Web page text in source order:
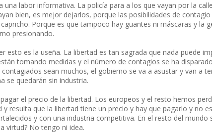
una labor informativa. La policía para a los que vayan por la
bien, es mejor dejarlos, porque las posibilidades de
Porque es que tampoco hay guantes ni máscaras y la
presionando.
esto es la useña. La libertad es tan sagrada que nada puede
tomando medidas y el número de contagios se ha
sean muchos, el gobierno se va a asustar y van a
se quedarán sin industria.
el precio de la libertad. Los europeos y el resto hemos
resulta que la libertad tiene un precio y hay que pagarlo y no
y con una industria competitiva. En el resto del mundo
virtud? No tengo ni idea.